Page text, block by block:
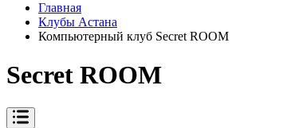
Главная
Клубы Астана
Компьютерный клуб Secret ROOM
Secret ROOM